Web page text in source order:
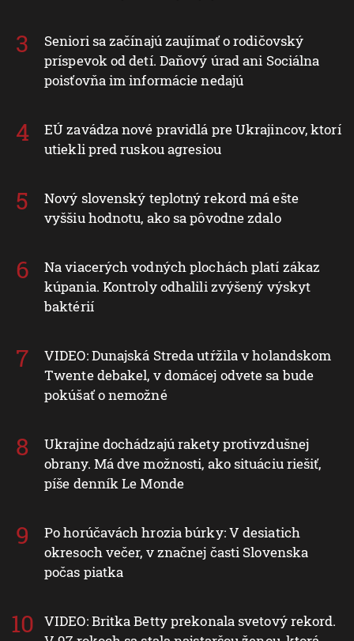
Seniori sa začínajú zaujímať o rodičovský
príspevok od detí. Daňový úrad ani Sociálna
poisťovňa im informácie nedajú
EÚ zavádza nové pravidlá pre Ukrajincov, ktorí
utiekli pred ruskou agresiou
Nový slovenský teplotný rekord má ešte
vyššiu hodnotu, ako sa pôvodne zdalo
Na viacerých vodných plochách platí zákaz
kúpania. Kontroly odhalili zvýšený výskyt
baktérií
VIDEO: Dunajská Streda utŕžila v holandskom
Twente debakel, v domácej odvete sa bude
pokúšať o nemožné
Ukrajine dochádzajú rakety protivzdušnej
obrany. Má dve možnosti, ako situáciu riešiť,
píše denník Le Monde
Po horúčavách hrozia búrky: V desiatich
okresoch večer, v značnej časti Slovenska
počas piatka
VIDEO: Britka Betty prekonala svetový rekord.